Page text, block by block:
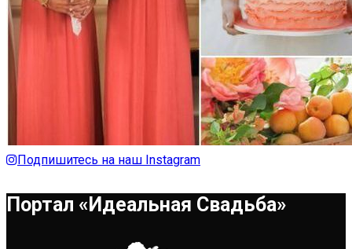
Подпишитесь на наш Instagram
Портал «Идеальная Свадьба»